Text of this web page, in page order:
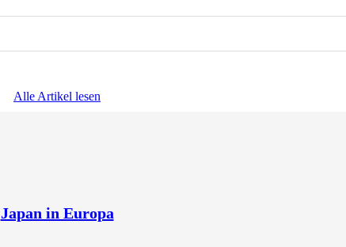
Alle Artikel lesen
Japan in Europa